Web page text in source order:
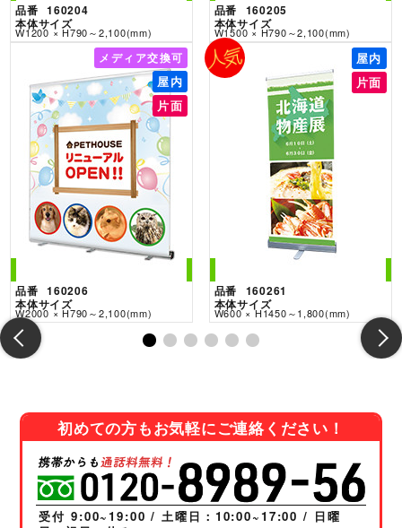
品番 160204
本体サイズ
W1200 × H790～2,100(mm)
品番
160205
本体サイズ
W1500 × H790～2,100(mm)
メディア交換可
屋内
片面
品番 160206
本体サイズ
W2000 × H790～2,100(mm)
屋内
片面
品番
160261
本体サイズ
W600 × H1450～1,800(mm)
初めての方もお気軽にご連絡ください！
受付 9:00~19:00 / 土曜日：10:00~17:00 / 日曜